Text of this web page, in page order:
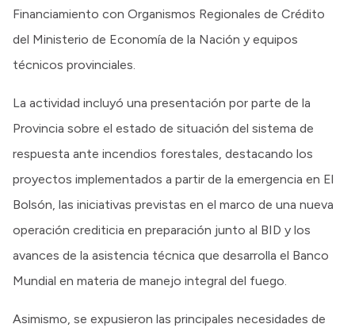
Financiamiento con Organismos Regionales de Crédito
del Ministerio de Economía de la Nación y equipos
técnicos provinciales.
La actividad incluyó una presentación por parte de la
Provincia sobre el estado de situación del sistema de
respuesta ante incendios forestales, destacando los
proyectos implementados a partir de la emergencia en El
Bolsón, las iniciativas previstas en el marco de una nueva
operación crediticia en preparación junto al BID y los
avances de la asistencia técnica que desarrolla el Banco
Mundial en materia de manejo integral del fuego.
Asimismo, se expusieron las principales necesidades de